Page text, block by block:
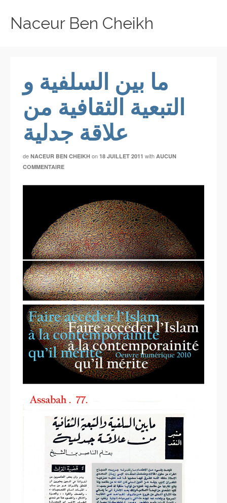
Naceur Ben Cheikh
ما بين السلفية و
التبعية الثقافية من
علاقة جدلية
de NACEUR BEN CHEIKH on 18 JUILLET 2011 with AUCUN
COMMENTAIRE